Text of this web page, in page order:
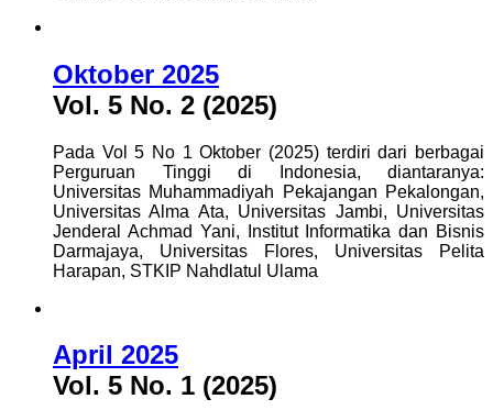
Oktober 2025
Vol. 5 No. 2 (2025)
Pada Vol 5 No 1 Oktober (2025) terdiri dari berbagai
Perguruan Tinggi di Indonesia, diantaranya:
Universitas Muhammadiyah Pekajangan Pekalongan,
Universitas Alma Ata, Universitas Jambi, Universitas
Jenderal Achmad Yani, Institut Informatika dan Bisnis
Darmajaya, Universitas Flores, Universitas Pelita
Harapan, STKIP Nahdlatul Ulama
April 2025
Vol. 5 No. 1 (2025)